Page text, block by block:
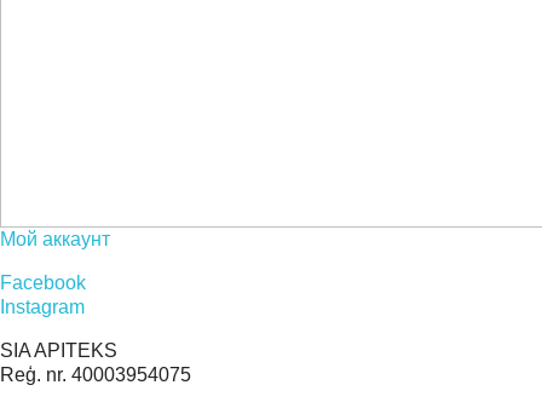
Мой аккаунт
Facebook
Instagram
SIA APITEKS
Reģ. nr. 40003954075